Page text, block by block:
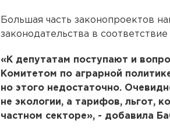
Большая часть законопроектов
законодательства в
«К депутатам поступают и
Комитетом по аграрной
но этого недостаточно.
не экологии, а тарифов, льгот,
частном секторе», - добавила